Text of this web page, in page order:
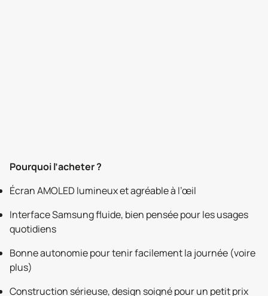
Pourquoi l’acheter ?
Écran AMOLED lumineux et agréable à l’œil
Interface Samsung fluide, bien pensée pour les usages
quotidiens
Bonne autonomie pour tenir facilement la journée (voire
plus)
Construction sérieuse, design soigné pour un petit prix